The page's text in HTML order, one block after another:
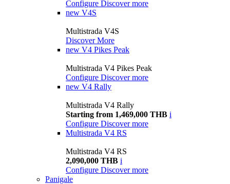
Configure Discover more
new V4S
Multistrada V4S
Discover More
new V4 Pikes Peak
Multistrada V4 Pikes Peak
Configure Discover more
new V4 Rally
Multistrada V4 Rally
Starting from 1,469,000 THB i
Configure Discover more
Multistrada V4 RS
Multistrada V4 RS
2,090,000 THB i
Configure Discover more
Panigale